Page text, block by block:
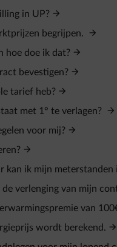
in UP?
begrijpen.
hoe doe ik dat?
bevestigen?
tarief heb?
met 1° te verlagen?
voor mij?
kan ik mijn meterstanden
de verlenging van mijn
van
wordt berekend.